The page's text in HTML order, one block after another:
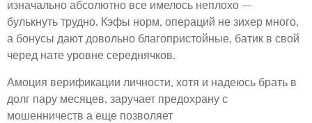
изначально абсолютно все имелось неплохо –
булькнуть трудно. Кэфы норм, операций не зихер много,
а бонусы дают довольно благопристойные, батик в свой
черед нате уровне середнячков.
Амоция верификации личности, хотя и надеюсь брать в
долг пару месяцев, заручает предохрану с
мошенничеств а еще позволяет